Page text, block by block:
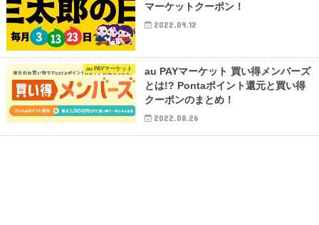
マーケットクーポン！
2022.09.12
au PAYマーケット
au PAYマーケット 買い得メンバーズ
とは!? Pontaポイント還元と買い得
クーポンのまとめ！
2022.08.26